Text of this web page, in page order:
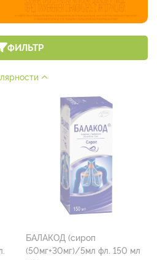
ФИЛЬТР
БАЛАКОД (сироп
(50мг+30мг)/5мл фл. 150 мл